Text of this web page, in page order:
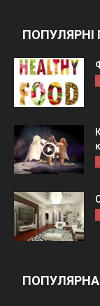
ПОПУЛЯРНА